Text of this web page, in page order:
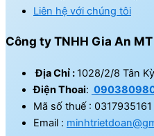
Liên hệ với chúng tôi
Công ty TNHH Gia An MT
Địa Chỉ :1028/2/8 Tân
Điện Thoai:
Mã số thuế : 0317935161
Email :